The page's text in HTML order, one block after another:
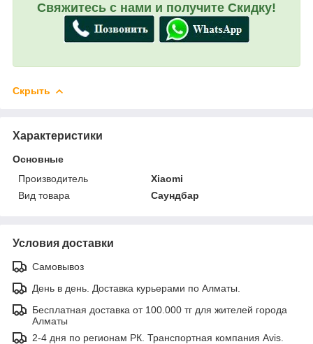
Свяжитесь с нами и получите Скидку!
Скрыть
Характеристики
Основные
Производитель
Xiaomi
Вид товара
Саундбар
Условия доставки
Самовывоз
День в день. Доставка курьерами по Алматы.
Бесплатная доставка от 100.000 тг для жителей города
Алматы
2-4 дня по регионам РК. Транспортная компания Avis.